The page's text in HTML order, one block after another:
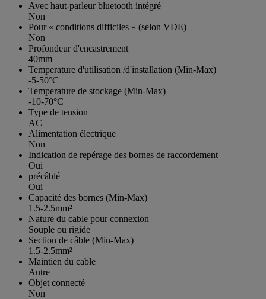
Avec haut-parleur bluetooth intégré
Non
Pour « conditions difficiles » (selon VDE)
Non
Profondeur d'encastrement
40mm
Temperature d'utilisation /d'installation (Min-Max)
-5-50°C
Temperature de stockage (Min-Max)
-10-70°C
Type de tension
AC
Alimentation électrique
Non
Indication de repérage des bornes de raccordement
Oui
précâblé
Oui
Capacité des bornes (Min-Max)
1.5-2.5mm²
Nature du cable pour connexion
Souple ou rigide
Section de câble (Min-Max)
1.5-2.5mm²
Maintien du cable
Autre
Objet connecté
Non